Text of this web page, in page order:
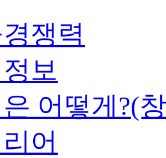
쟁력
보
어떻게?(
어